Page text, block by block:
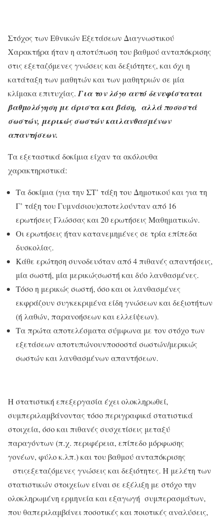
Στόχος των Εθνικών Εξετάσεων Διαγνωστικού
Χαρακτήρα ήταν η αποτύπωση του βαθμού ανταπόκρισης
στις εξεταζόμενες γνώσεις και δεξιότητες, και όχι η
κατάταξη των μαθητών και των μαθητριών σε μία
κλίμακα επιτυχίας. Για τον λόγο αυτό δενυφίσταται
βαθμολόγηση με άριστα και βάση, αλλά ποσοστά
σωστών, μερικώς σωστών καιλανθασμένων
απαντήσεων.
Τα εξεταστικά δοκίμια είχαν τα ακόλουθα
χαρακτηριστικά:
Τα δοκίμια (για την ΣΤ’ τάξη του Δημοτικού και για τη
Γ’ τάξη του Γυμνάσιου)αποτελούνταν από 16
ερωτήσεις Γλώσσας και 20 ερωτήσεις Μαθηματικών.
Οι ερωτήσεις ήταν κατανεμημένες σε τρία επίπεδα
δυσκολίας.
Κάθε ερώτηση συνοδευόταν από 4 πιθανές απαντήσεις,
μία σωστή, μία μερικώςσωστή και δύο λανθασμένες.
Τόσο η μερικώς σωστή, όσο και οι λανθασμένες
εκφράζουν συγκεκριμένα είδη γνώσεων και δεξιοτήτων
(ή λαθών, παρανοήσεων και ελλείψεων).
Τα πρώτα αποτελέσματα σύμφωνα με τον στόχο των
εξετάσεων αποτυπώνουνποσοστά σωστών/μερικώς
σωστών και λανθασμένων απαντήσεων.
Η στατιστική επεξεργασία έχει ολοκληρωθεί,
συμπεριλαμβάνοντας τόσο περιγραφικά στατιστικά
στοιχεία, όσο και πιθανές συσχετίσεις μεταξύ
παραγόντων (π.χ. περιφέρεια, επίπεδο μόρφωσης
γονέων, φύλο κ.λπ.) και του βαθμού ανταπόκρισης
στιςεξεταζόμενες γνώσεις και δεξιότητες. Η μελέτη των
στατιστικών στοιχείων είναι σε εξέλιξη με στόχο την
ολοκληρωμένη ερμηνεία και εξαγωγή συμπερασμάτων,
που θαπεριλαμβάνει ποσοτικές και ποιοτικές αναλύσεις,